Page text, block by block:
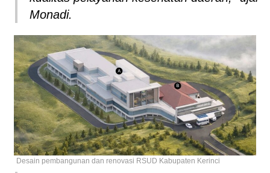
Monadi.
Desain pembangunan dan renovasi RSUD Kabupaten Kerinci